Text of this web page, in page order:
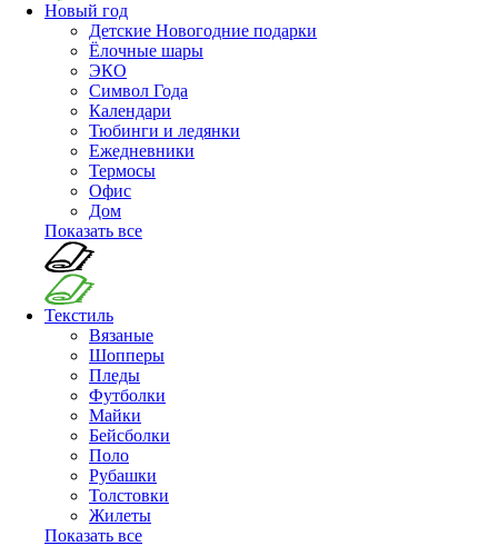
Новый год
Детские Новогодние подарки
Ёлочные шары
ЭКО
Символ Года
Календари
Тюбинги и ледянки
Ежедневники
Термосы
Офис
Дом
Показать все
Текстиль
Вязаные
Шопперы
Пледы
Футболки
Майки
Бейсболки
Поло
Рубашки
Толстовки
Жилеты
Показать все